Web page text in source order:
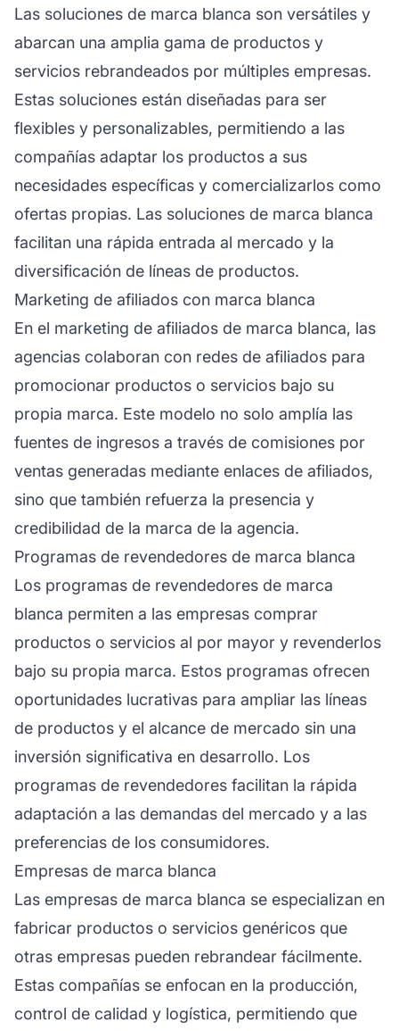
Las soluciones de marca blanca son versátiles y
abarcan una amplia gama de productos y
servicios rebrandeados por múltiples empresas.
Estas soluciones están diseñadas para ser
flexibles y personalizables, permitiendo a las
compañías adaptar los productos a sus
necesidades específicas y comercializarlos como
ofertas propias. Las soluciones de marca blanca
facilitan una rápida entrada al mercado y la
diversificación de líneas de productos.
Marketing de afiliados con marca blanca
En el marketing de afiliados de marca blanca, las
agencias colaboran con redes de afiliados para
promocionar productos o servicios bajo su
propia marca. Este modelo no solo amplía las
fuentes de ingresos a través de comisiones por
ventas generadas mediante enlaces de afiliados,
sino que también refuerza la presencia y
credibilidad de la marca de la agencia.
Programas de revendedores de marca blanca
Los programas de revendedores de marca
blanca permiten a las empresas comprar
productos o servicios al por mayor y revenderlos
bajo su propia marca. Estos programas ofrecen
oportunidades lucrativas para ampliar las líneas
de productos y el alcance de mercado sin una
inversión significativa en desarrollo. Los
programas de revendedores facilitan la rápida
adaptación a las demandas del mercado y a las
preferencias de los consumidores.
Empresas de marca blanca
Las empresas de marca blanca se especializan en
fabricar productos o servicios genéricos que
otras empresas pueden rebrandear fácilmente.
Estas compañías se enfocan en la producción,
control de calidad y logística, permitiendo que